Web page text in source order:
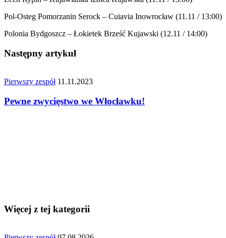
Pol-Osteg Pomorzanin Serock – Cuiavia Inowrocław (11.11 / 13:00)
Polonia Bydgoszcz – Łokietek Brześć Kujawski (12.11 / 14:00)
Następny artykuł
Pierwszy zespół 11.11.2023
Pewne zwycięstwo we Włocławku!
Więcej z tej kategorii